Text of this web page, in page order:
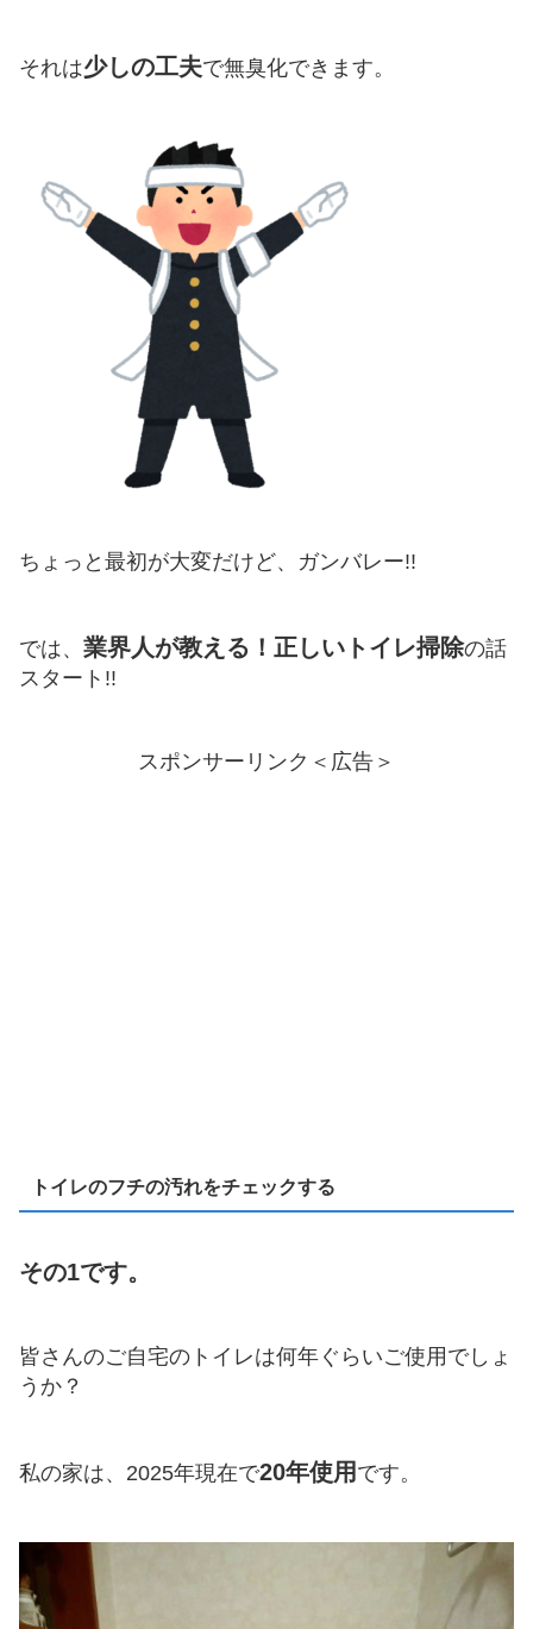
それは少しの工夫で無臭化できます。
ちょっと最初が大変だけど、ガンバレー!!
では、 業界人が教える！正しいトイレ掃除の話
スタート!!
スポンサーリンク＜広告＞
トイレのフチの汚れをチェックする
その1です。
皆さんのご自宅のトイレは何年ぐらいご使用でしょ
うか？
私の家は、2025年現在で20年使用 です。